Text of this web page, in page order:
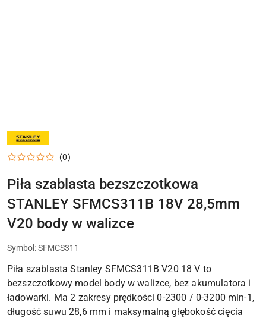
NARZĘDZIA
STANLEY,
ZESTAWY
I
DOMU,
GARAŻU
I
WARSZTATU
(0)
Piła szablasta bezszczotkowa
STANLEY SFMCS311B 18V 28,5mm
V20 body w walizce
Symbol:SFMCS311
Piła szablasta Stanley SFMCS311B V20 18 V to
bezszczotkowy model body w walizce, bez akumulatora i
ładowarki. Ma 2 zakresy prędkości 0-2300 / 0-3200 min-1,
długość suwu 28,6 mm i maksymalną głębokość cięcia